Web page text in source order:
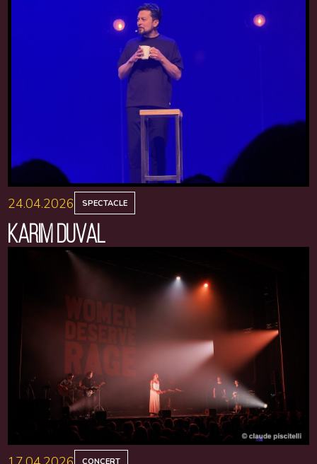
24.04.2026 SPECTACLE
KARIM DUVAL
CONCERT